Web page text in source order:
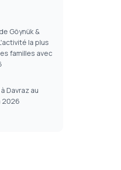
Göynük &
la plus
familles avec
Davraz au
2026